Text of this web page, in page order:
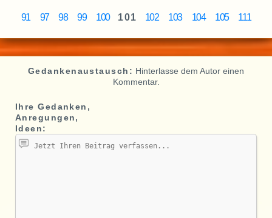
91 97 98 99 100 101 102 103 104 105 111
Gedankenaustausch: Hinterlasse dem Autor einen
Kommentar.
Ihre Gedanken,
Anregungen,
Ideen: